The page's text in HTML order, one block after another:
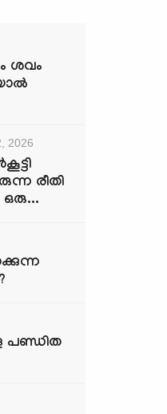
ശവം
2026
രീതി
ഒരു...
പണ്ഡിത